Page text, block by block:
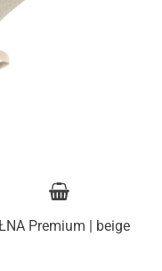
Premium | beige